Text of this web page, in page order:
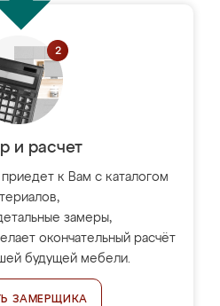
и расчет
к Вам с каталогом
замеры,
окончательный расчёт
будущей мебели.
ЗАМЕРЩИКА